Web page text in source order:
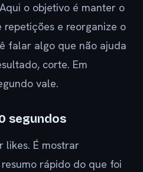
o objetivo é manter o
repetições e reorganize o
falar algo que não ajuda
corte. Em
vale.
segundos
likes. É mostrar
rápido do que foi